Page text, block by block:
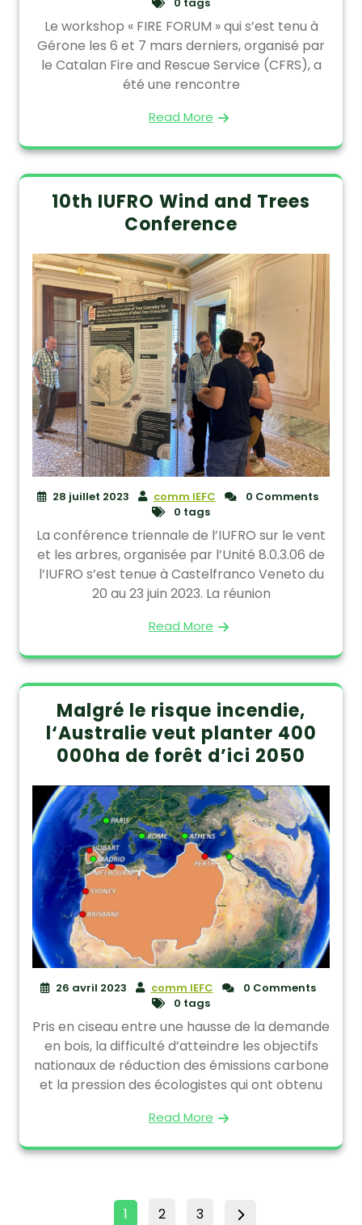
Le workshop « FIRE FORUM » qui s’est tenu à
Gérone les 6 et 7 mars derniers, organisé par
le Catalan Fire and Rescue Service (CFRS), a
été une rencontre
Read More
10th IUFRO Wind and Trees
Conference
28 juillet 2023 comm IEFC
0 Comments
0 tags
La conférence triennale de l’IUFRO sur le vent
et les arbres, organisée par l’Unité 8.0.3.06 de
l’IUFRO s’est tenue à Castelfranco Veneto du
20 au 23 juin 2023. La réunion
Read More
Malgré le risque incendie,
l‘Australie veut planter 400
000ha de forêt d’ici 2050
26 avril 2023 comm IEFC
0 Comments
0 tags
Pris en ciseau entre une hausse de la demande
en bois, la difficulté d’atteindre les objectifs
nationaux de réduction des émissions carbone
et la pression des écologistes qui ont obtenu
Read More
1 2 3